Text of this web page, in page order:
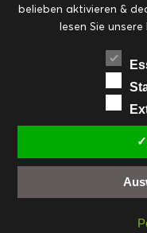
Eingemachtes
Rezepte
Suppen, Salate
Weihnachten
FACEBOOK
belieben aktivieren &
lesen Sie